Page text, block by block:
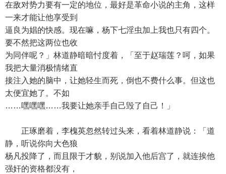
在敌对势力要有一定的地位，最好是革命小说的主角，这样
一来才能让他享受到
逼良为娼的快感。现在嘛，杨下七淫虫加上我也只有四个。
要不然把这两位也收
为同伴呢？」林道静暗暗忖度着，「至于赵瑞莲？呵，如果
我把大量消极情绪直
接注入她的脑中，让她轻生而死，倒也不费什么事。但这也
太便宜她了。不如
……嘿嘿嘿……我要让她亲手自己毁了自己！」
正琢磨着，李槐英忽然转过头来，看着林道静说：「道
静，听说你向大色狼
杨凡投降了，而且限于才貌，别说加入他后宫了，就连挨他
强奸的资格都没有，